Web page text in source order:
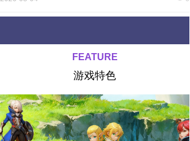
阿尔特里亚大陆的奇幻世界观，支持虚拟摇杆和技
制，每次冒险均为全新体验。地图布局、怪物配置
FEATURE
游戏特色